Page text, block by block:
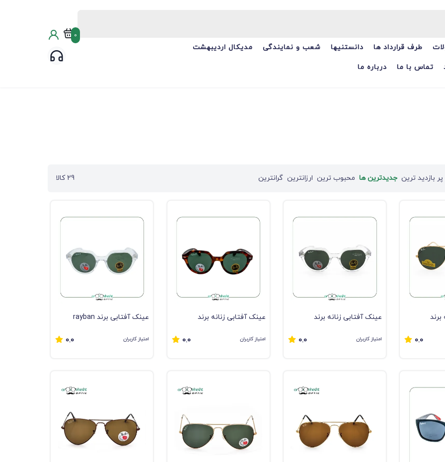
طرف قرارداد ها دانستنیها شعب و نمایندگی مدیکال اردیبهشت
تماس با ما درباره ما
0
پر بازدید ترین جدیدترین ها محبوب ترین ارزانترین گرانترین 29 کالا
0.0
عینک آفتابی زنانه برند
RAYBAN
امتیاز کاربران 0.0
عینک آفتابی زنانه برند
RAYBAN
امتیاز کاربران 0.0
عینک آفتابی برند rayban
امتیاز کاربران 0.0